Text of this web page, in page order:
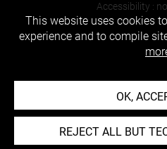
Accessibility :
This website uses cookies
experience and to compile
OK,
REJECT ALL BUT